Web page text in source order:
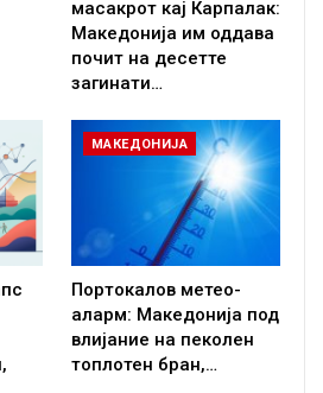
масакрот кај Карпалак:
Македонија им оддава
почит на десетте
загинати…
МАКЕДОНИЈА
Портокалов метео-
аларм: Македонија под
влијание на пеколен
топлотен бран,…